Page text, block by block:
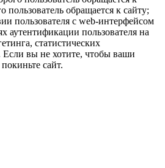
пользователь обращается к сайту;
пользователя с web-интерфейсом
аутентификации пользователя на
статистических
Если вы не хотите, чтобы ваши
сайт.